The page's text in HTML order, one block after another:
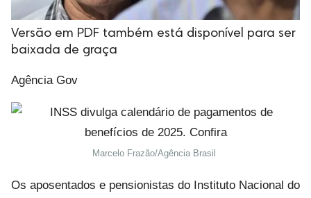
Versão em PDF também está disponível para ser
baixada de graça
Agência Gov
Marcelo Frazão/Agência Brasil
Os aposentados e pensionistas do Instituto Nacional do